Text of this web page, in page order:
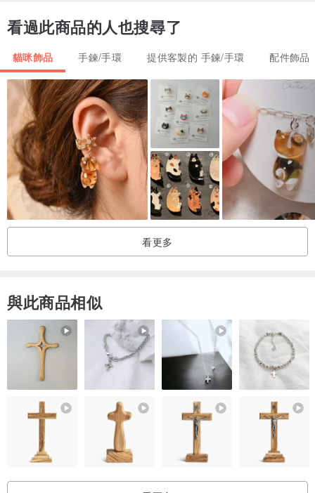
海洋二 (下單請備註英文代
海洋三 (下單請備註英文代
碼)
13~17.5
自由搭配「一個圖案款式+一個英文字母」
【尺寸】
手鍊 13cm+4.5cm (延長鍊，可自行調整)
【飾品材質】
耳針：低敏鋼針
耳夾、耳勾：黃銅鍍K金再加上一層保護膜
圖案：黃銅鍍K金再加上一層保護膜，乾琺瑯上色
【保養方式】
看過此商品的人也搜尋了
貓咪飾品 手鍊/手環 提供客製的 手鍊/手環 配件飾品
看更多
與此商品相似